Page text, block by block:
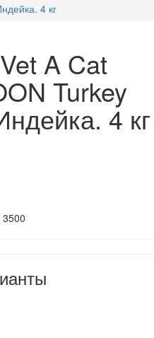
4 кг
A Cat
Turkey
4 кг